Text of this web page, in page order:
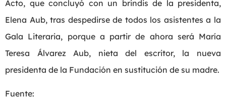
Acto, que concluyó con un brindis de la presidenta,
Elena Aub, tras despedirse de todos los asistentes a la
Gala Literaria, porque a partir de ahora será María
Teresa Álvarez Aub, nieta del escritor, la nueva
presidenta de la Fundación en sustitución de su madre.
Fuente: